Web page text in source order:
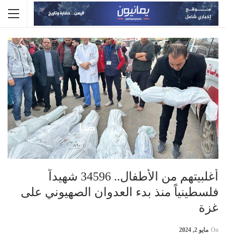
أغلبيتهم من الأطفال.. 34596 شهيداً
فلسطينياً منذ بدء العدوان الصهيوني على
غزة
On مايو 2, 2024